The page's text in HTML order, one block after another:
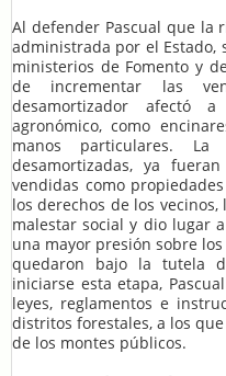
Al defender Pascual que la
administrada por el Estado,
ministerios de Fomento y
de incrementar las
desamortizador afectó
agronómico, como
manos particulares.
desamortizadas, ya
vendidas como
los derechos de los
malestar social y dio lugar
una mayor presión sobre
quedaron bajo la tutela
iniciarse esta etapa,
leyes, reglamentos e
distritos forestales, a los
de los montes públicos.